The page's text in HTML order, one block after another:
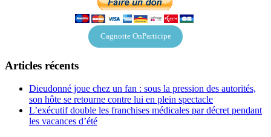
Cagnotte OnParticipe
Articles récents
Dieudonné joue chez un fan : sous la pression des autorités,
son hôte se retourne contre lui en plein spectacle
L’exécutif double les franchises médicales par décret pendant
les vacances d’été